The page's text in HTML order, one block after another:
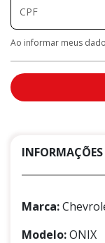
Ao informar meus
Marca:
Modelo:ONIX